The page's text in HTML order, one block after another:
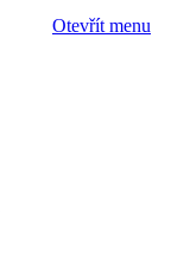
Otevřít menu